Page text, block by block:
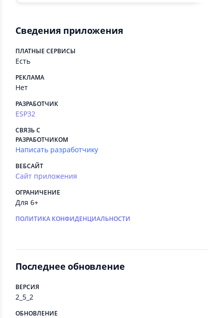
Сведения приложения
ПЛАТНЫЕ СЕРВИСЫ
Есть
РЕКЛАМА
Нет
РАЗРАБОТЧИК
ESP32
СВЯЗЬ С
РАЗРАБОТЧИКОМ
Написать разработчику
ВЕБСАЙТ
Сайт приложения
ОГРАНИЧЕНИЕ
Для 6+
ПОЛИТИКА КОНФИДЕНЦИАЛЬНОСТИ
Последнее обновление
ВЕРСИЯ
2_5_2
ОБНОВЛЕНИЕ